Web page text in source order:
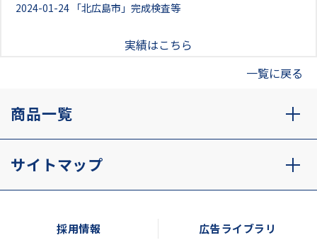
2024-01-24 「北広島市」完成検査等
実績はこちら
一覧に戻る
商品一覧
サイトマップ
採用情報 広告ライブラリ